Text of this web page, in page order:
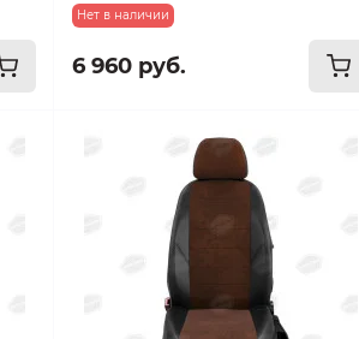
Нет в наличии
6 960 руб.